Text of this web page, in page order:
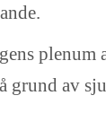
grund av